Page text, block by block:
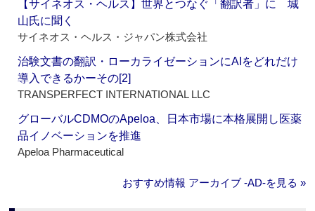
【サイネオス・ヘルス】世界とつなぐ「翻訳者」に 城
山氏に聞く
サイネオス・ヘルス・ジャパン株式会社
治験文書の翻訳・ローカライゼーションにAIをどれだけ
導入できるかーその[2]
TRANSPERFECT INTERNATIONAL LLC
グローバルCDMOのApeloa、日本市場に本格展開し医薬
品イノベーションを推進
Apeloa Pharmaceutical
おすすめ情報 アーカイブ ‐AD‐を見る »